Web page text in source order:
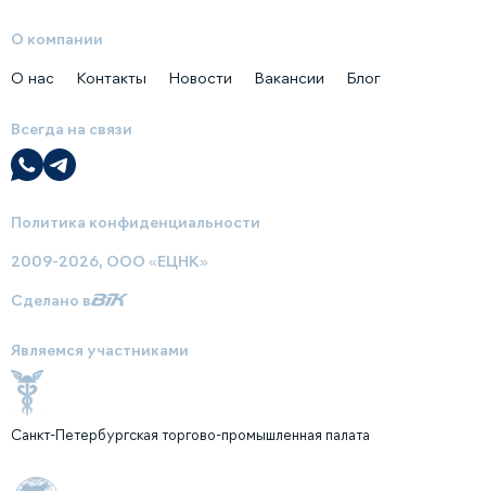
О компании
О нас Контакты Новости Вакансии Блог
Всегда на связи
Политика конфиденциальности
2009-2026, ООО «ЕЦНК»
Сделано в
Являемся участниками
Санкт-Петербургская торгово-промышленная палата